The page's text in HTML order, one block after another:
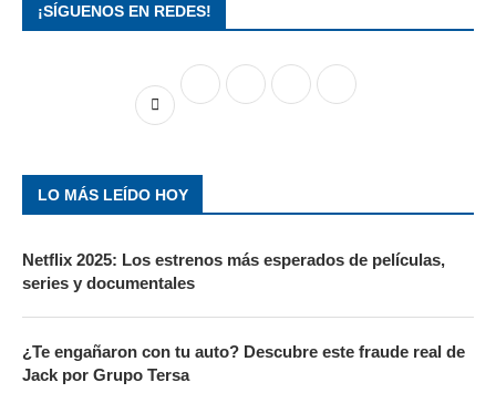
¡SÍGUENOS EN REDES!
LO MÁS LEÍDO HOY
Netflix 2025: Los estrenos más esperados de películas,
series y documentales
¿Te engañaron con tu auto? Descubre este fraude real de
Jack por Grupo Tersa